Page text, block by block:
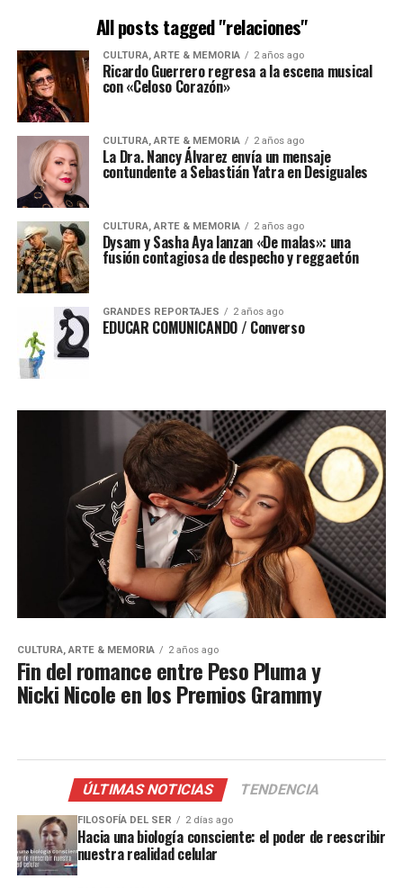
All posts tagged "relaciones"
CULTURA, ARTE & MEMORIA 2 años ago
Ricardo Guerrero regresa a la escena musical
con «Celoso Corazón»
CULTURA, ARTE & MEMORIA 2 años ago
La Dra. Nancy Álvarez envía un mensaje
contundente a Sebastián Yatra en Desiguales
CULTURA, ARTE & MEMORIA 2 años ago
Dysam y Sasha Aya lanzan «De malas»: una
fusión contagiosa de despecho y reggaetón
GRANDES REPORTAJES 2 años ago
EDUCAR COMUNICANDO / Converso
CULTURA, ARTE & MEMORIA 2 años ago
Fin del romance entre Peso Pluma y
Nicki Nicole en los Premios Grammy
ÚLTIMAS NOTICIAS TENDENCIA
FILOSOFÍA DEL SER 2 días ago
Hacia una biología consciente: el poder de reescribir
nuestra realidad celular